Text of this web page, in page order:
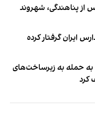
زن ایرانی ۵ ماه پس از پناهندگی، شهروند
ایران گرفتار کرده
به حمله به زیرساخت‌های
کرد